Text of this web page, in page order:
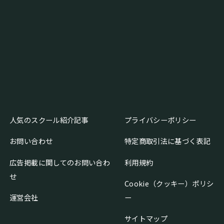
人気のスクール紹介記事
お問い合わせ
広告掲載に関してのお問い合わ
せ
運営会社
プライバシーポリシー
特定商取引法に基づく表記
利用規約
Cookie（クッキー）ポリシ
ー
サイトマップ